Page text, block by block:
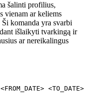
šalinti profilius,
vienam ar keliems
komanda yra svarbi
išlaikyti tvarkingą ir
ar nereikalingus
<FROM_DATE> <TO_DATE>